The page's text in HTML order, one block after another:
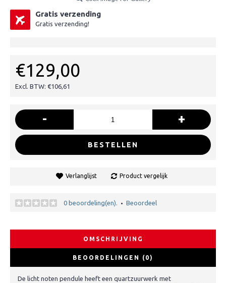
Gratis verzending
Gratis verzending!
€129,00
Excl. BTW: €106,61
- +
BESTELLEN
Verlanglijst Product vergelijk
0 beoordeling(en). • Beoordeel
OMSCHRIJVING
BEOORDELINGEN (0)
De licht noten pendule heeft een quartzuurwerk met